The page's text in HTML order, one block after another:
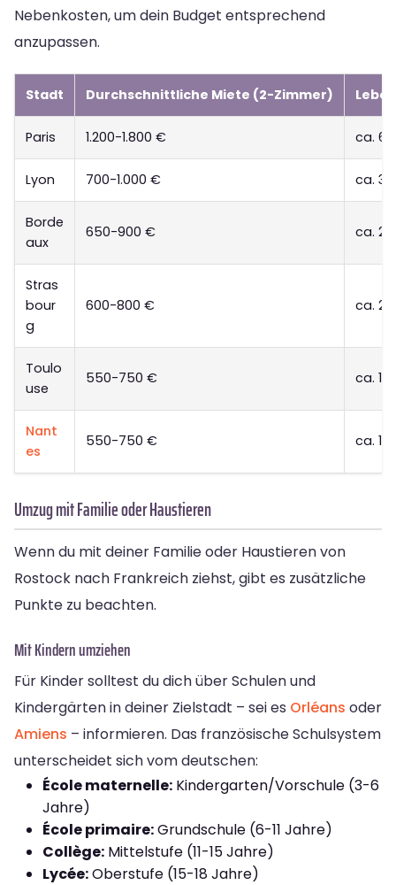
Nebenkosten, um dein Budget entsprechend
anzupassen.
Stadt Durchschnittliche Miete (2-Zimmer)
Paris 1.200-1.800 € ca.
Lyon 700-1.000 € ca.
Borde
aux
650-900 € ca.
Stras
bour
g
600-800 € ca.
Toulo
use
550-750 € ca.
Nant
es
550-750 € ca.
Umzug mit Familie oder Haustieren
Wenn du mit deiner Familie oder Haustieren von
Rostock nach Frankreich ziehst, gibt es zusätzliche
Punkte zu beachten.
Mit Kindern umziehen
Für Kinder solltest du dich über Schulen und
Kindergärten in deiner Zielstadt – sei es Orléans oder
Amiens – informieren. Das französische Schulsystem
unterscheidet sich vom deutschen:
École maternelle: Kindergarten/Vorschule (3-6
Jahre)
École primaire:Grundschule (6-11 Jahre)
Collège: Mittelstufe (11-15 Jahre)
Lycée:Oberstufe (15-18 Jahre)